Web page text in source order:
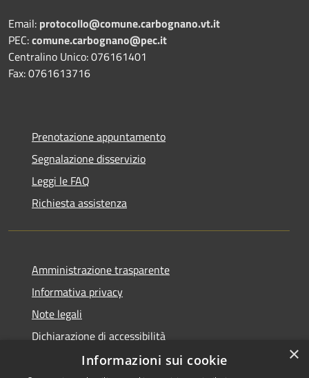
Email: protocollo@comune.carbognano.vt.it
PEC:comune.carbognano@pec.it
Centralino Unico: 076161401
Fax: 0761613716
Prenotazione appuntamento
Segnalazione disservizio
Leggi le FAQ
Richiesta assistenza
Amministrazione trasparente
Informativa privacy
Note legali
Dichiarazione di accessibilità
×
Informazioni sui cookie